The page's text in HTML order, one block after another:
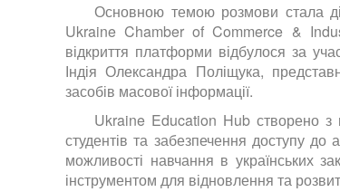
Основною темою розмови стала
Ukraine Chamber of Commerce &
відкриття платформи відбулося за
Індія Олександра Поліщука,
засобів масової інформації.
Ukraine Education Hub створено з
студентів та забезпечення доступу до
можливості навчання в українських
інструментом для відновлення та